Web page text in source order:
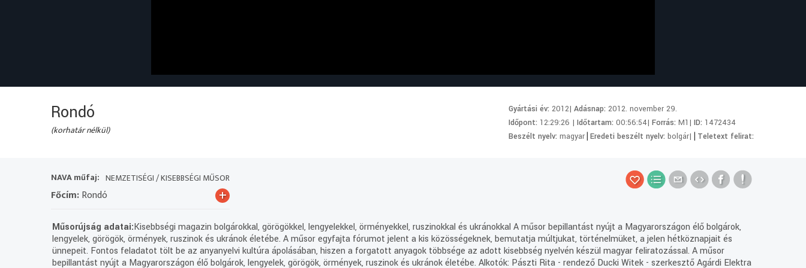
Rondó
(korhatár nélkül)
Gyártási év:2012|Adásnap:2012. november 29.
Időpont: 12:29:26 |Időtartam:00:56:54|Forrás:M1|ID: 1472434
Beszélt nyelv:magyar|Eredeti beszélt nyelv:bolgár| | Teletext felirat:
NAVA műfaj: NEMZETISÉGI / KISEBBSÉGI MŰSOR
Főcím:Rondó +
Műsorújság adatai:Kisebbségi magazin bolgárokkal, görögökkel, lengyelekkel, örményekkel, ruszinokkal és ukránokkal A műsor bepillantást nyújt a Magyarországon élő bolgárok,
lengyelek, görögök, örmények, ruszinok és ukránok életébe. A műsor egyfajta fórumot jelent a kis közösségeknek, bemutatja múltjukat, történelmüket, a jelen hétköznapjait és
ünnepeit. Fontos feladatot tölt be az anyanyelvi kultúra ápolásában, hiszen a forgatott anyagok többsége az adott kisebbség nyelvén készül magyar feliratozással. A műsor
bepillantást nyújt a Magyarországon élő bolgárok, lengyelek, görögök, örmények, ruszinok és ukránok életébe. Alkotók: Pászti Rita - rendező Ducki Witek - szerkesztő Agárdi Elektra